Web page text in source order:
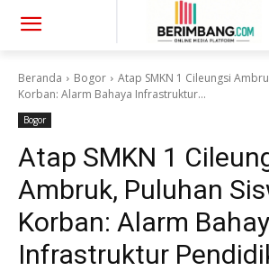
Beranda Bogor
Atap SMKN 1 Cileungsi
Korban: Alarm Bahaya Infrastruktur...
Bogor
Atap SMKN 1
Ambruk, Puluhan
Korban: Alarm
Infrastruktur